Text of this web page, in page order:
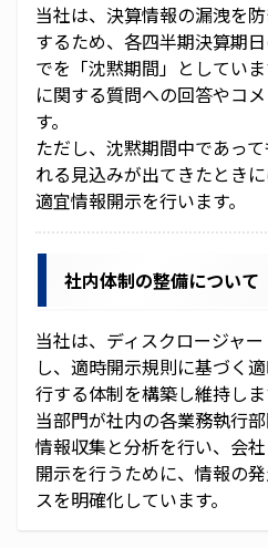
保有個人データ又は第三者提供記
情報セキュリティ保護方針
ENGLISH
当社は、決算情報の漏洩を
するため、各四半期決算期
でを「沈黙期間」としてい
に関する質問への回答やコ
す。
ただし、沈黙期間中であっ
れる見込みが出てきたとき
適宜情報開示を行います。
社内体制の整備について
当社は、ディスクロージャ
し、適時開示規則に基づく
行する体制を構築し維持し
当部門が社内の各業務執行
情報収集と分析を行い、会
開示を行うために、情報の
スを明確化しています。